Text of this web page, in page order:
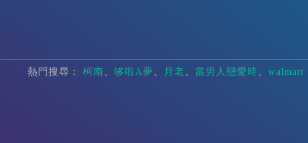
熱門搜尋： 柯南 哆啦A夢 月老 當男人戀愛時 walmart